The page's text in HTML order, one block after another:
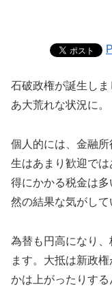
石破政権が誕生し
あ大荒れな状況に。
個人的には、金融
生はあまり歓迎で
得にかかる税金は
然の結果な気がして
為替も円高になり
ます。大抵は新政
かは上がったりす